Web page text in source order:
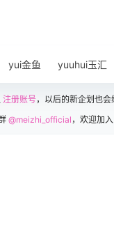
yui金鱼 yuuhui玉汇
注册账号，以后的新企划也会
@meizhi_official ，欢迎加